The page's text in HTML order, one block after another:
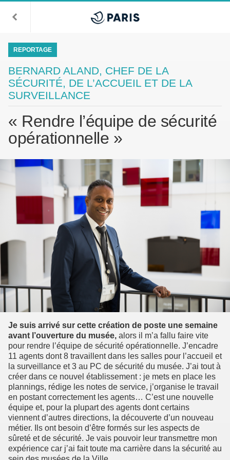
REPORTAGE
BERNARD ALAND, CHEF DE LA
SÉCURITÉ, DE L’ACCUEIL ET DE LA
SURVEILLANCE
« Rendre l’équipe de sécurité
opérationnelle »
Je suis arrivé sur cette création de poste une semaine
avant l’ouverture du musée, alors il m’a fallu faire vite
pour rendre l’équipe de sécurité opérationnelle. J’encadre
11 agents dont 8 travaillent dans les salles pour l’accueil et
la surveillance et 3 au PC de sécurité du musée. J’ai tout à
créer dans ce nouvel établissement : je mets en place les
plannings, rédige les notes de service, j’organise le travail
en postant correctement les agents… C’est une nouvelle
équipe et, pour la plupart des agents dont certains
viennent d’autres directions, la découverte d’un nouveau
métier. Ils ont besoin d’être formés sur les aspects de
sûreté et de sécurité. Je vais pouvoir leur transmettre mon
expérience car j’ai fait toute ma carrière dans la sécurité au